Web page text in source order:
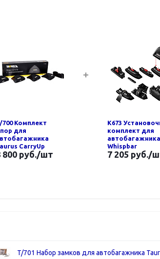
700 Комплект
для
CarryUp
800 руб./шт
K673
комплект для
автобагажника
Whispbar
7 205 руб./
T/701 Набор замков для автобагажника